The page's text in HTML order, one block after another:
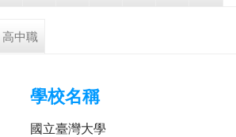
高中職
學校名稱
國立臺灣大學